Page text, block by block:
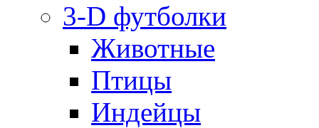
3-D футболки
Животные
Птицы
Индейцы